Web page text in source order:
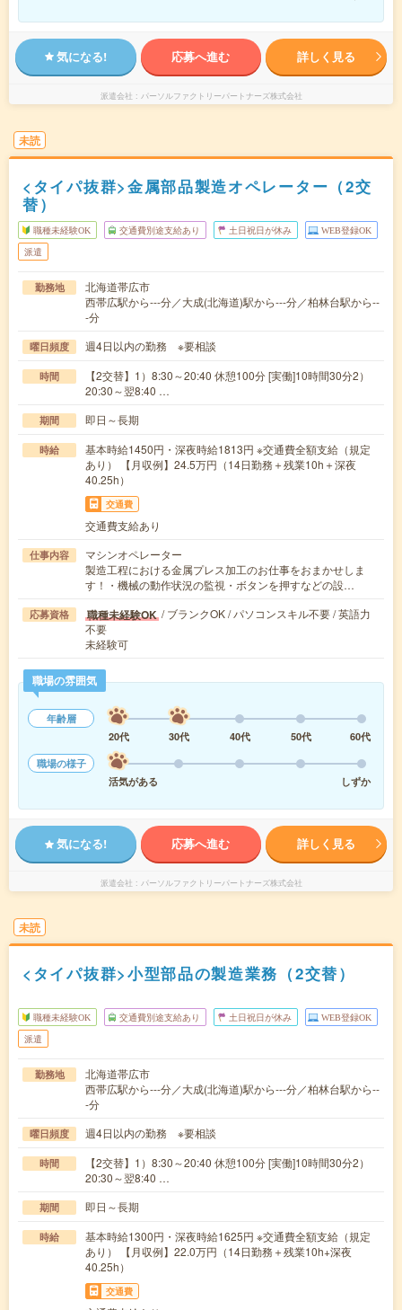
気になる! 応募へ進む 詳しく見る
派遣会社 パーソルファクトリーパートナーズ株式会社
未読
<タイパ抜群>金属部品製造オペレーター（2交
替）
職種未経験OK 交通費別途支給あり 土日祝日が休み WEB登録OK
派遣
勤務地
北海道帯広市
西帯広駅から---分／大成(北海道)駅から---分／柏林台駅から--
-分
曜日頻度 週4日以内の勤務 ※要相談
時間
【2交替】1）8:30～20:40 休憩100分 [実働]10時間30分2）
20:30～翌8:40 …
期間 即日～長期
時給
基本時給1450円・深夜時給1813円 ※交通費全額支給（規定
あり） 【月収例】24.5万円（14日勤務＋残業10h＋深夜
40.25h）
交通費
交通費支給あり
仕事内容
マシンオペレーター
製造工程における金属プレス加工のお仕事をおまかせしま
す！・機械の動作状況の監視・ボタンを押すなどの設…
応募資格 職種未経験OK / ブランクOK / パソコンスキル不要 / 英語力
不要
未経験可
職場の雰囲気
年齢層
20代
30代 40代 50代
60代
職場の様子
活気がある
しずか
気になる! 応募へ進む 詳しく見る
派遣会社 パーソルファクトリーパートナーズ株式会社
未読
<タイパ抜群>小型部品の製造業務（2交替）
職種未経験OK 交通費別途支給あり 土日祝日が休み WEB登録OK
派遣
勤務地
北海道帯広市
西帯広駅から---分／大成(北海道)駅から---分／柏林台駅から--
-分
曜日頻度 週4日以内の勤務 ※要相談
時間
【2交替】1）8:30～20:40 休憩100分 [実働]10時間30分2）
20:30～翌8:40 …
期間 即日～長期
時給
基本時給1300円・深夜時給1625円 ※交通費全額支給（規定
あり） 【月収例】22.0万円（14日勤務＋残業10h+深夜
40.25h）
交通費